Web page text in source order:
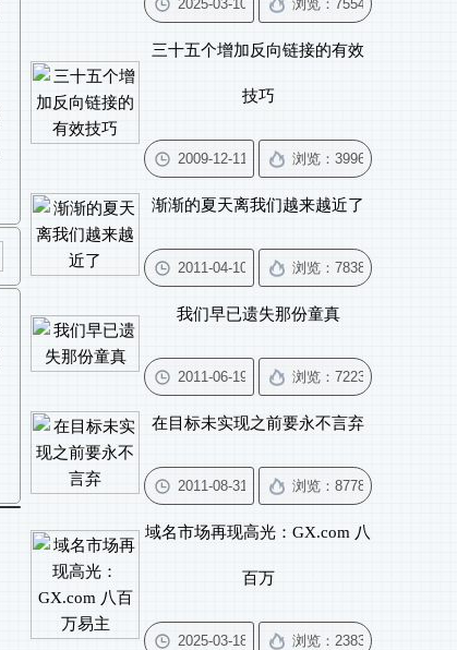
三十五个增加反向链接的有效
技巧
渐渐的夏天离我们越来越近了
我们早已遗失那份童真
在目标未实现之前要永不言弃
域名市场再现高光：GX.com 八
百万